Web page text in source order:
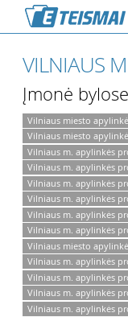
VILNIAUS
Įmonė
Vilniaus miesto
Vilniaus miesto
Vilniaus m. apylinkės
Vilniaus m. apylinkės
Vilniaus m. apylinkės
Vilniaus m. apylinkės
Vilniaus m. apylinkės
Vilniaus m. apylinkės
Vilniaus miesto
Vilniaus m. apylinkės
Vilniaus m. apylinkės
Vilniaus m. apylinkės
Vilniaus m. apylinkės